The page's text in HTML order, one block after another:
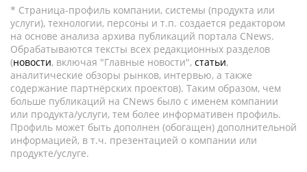
* Страница-профиль компании, системы (продукта или
услуги), технологии, персоны и т.п. создается редактором
на основе анализа архива публикаций портала CNews.
Обрабатываются тексты всех редакционных разделов
(новости, включая "Главные новости", статьи,
аналитические обзоры рынков, интервью, а также
содержание партнёрских проектов). Таким образом, чем
больше публикаций на CNews было с именем компании
или продукта/услуги, тем более информативен профиль.
Профиль может быть дополнен (обогащен) дополнительной
информацией, в т.ч. презентацией о компании или
продукте/услуге.